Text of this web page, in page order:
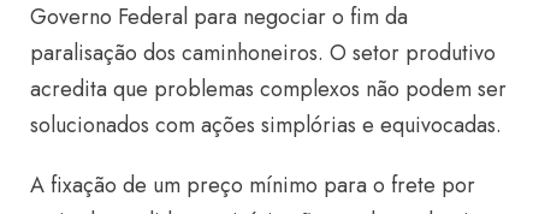
Governo Federal para negociar o fim da
paralisação dos caminhoneiros. O setor produtivo
acredita que problemas complexos não podem ser
solucionados com ações simplórias e equivocadas.
A fixação de um preço mínimo para o frete por